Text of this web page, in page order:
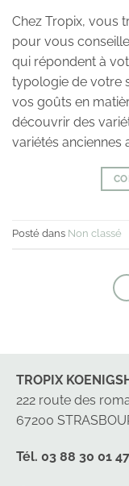
Chez Tropix, vous
pour vous
qui répondent à
typologie de votre
vos goûts en
découvrir des
variétés anciennes
Posté dans Non classé
TROPIX
222 route des
67200
Tél. 03 88 30 01 47